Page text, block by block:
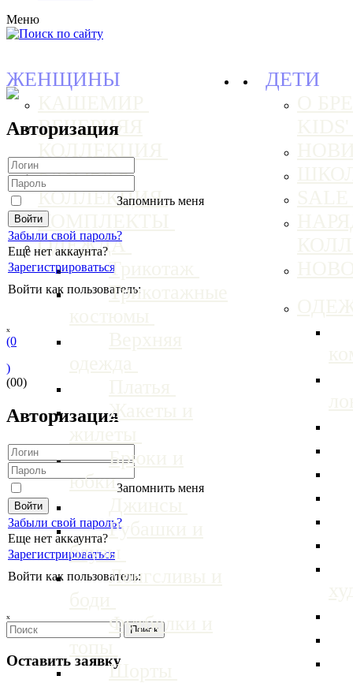
Меню
ЖЕНЩИНЫ
ВЕЧЕРНЯЯ
БАЗОВАЯ
КОЛЛЕКЦИЯ
КОМПЛЕКТЫ
ОДЕЖДА
Трикотаж
Трикотажные
Жакеты и
Брюки и
юбки
Рубашки и
блузы
Лонгсливы и
Футболки и
Шорты
ДЕТИ
Авторизация
Запомнить меня
Забыли свой пароль?
Еще нет аккаунта?
Зарегистрироваться
Войти как пользователь:
ₓ
(0
)
(00)
Авторизация
Запомнить меня
Забыли свой пароль?
Еще нет аккаунта?
Зарегистрироваться
Войти как пользователь:
ₓ
Оставить заявку